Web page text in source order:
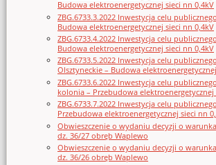
Budowa elektroenergetycznej sieci nn 0,4kV
ZBG.6733.3.2022 Inwestycja celu
Budowa elektroenergetycznej sieci nn 0,4kV
ZBG.6733.4.2022 Inwestycja celu
Budowa elektroenergetycznej sieci nn 0,4kV
ZBG.6733.5.2022 Inwestycja celu
Olsztyneckie – Budowa
ZBG.6733.6.2022 Inwestycja celu
kolonia – Przebudowa elektroenergetycznej
ZBG.6733.7.2022 Inwestycja celu
Przebudowa elektroenergetycznej sieci nn
Obwieszczenie o wydaniu decyzji o
dz. 36/27 obręb Waplewo
Obwieszczenie o wydaniu decyzji o
dz. 36/26 obręb Waplewo